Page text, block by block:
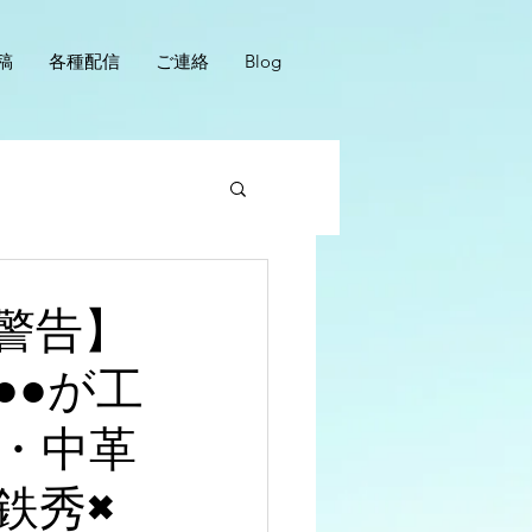
各種配信 ご連絡 Blog
】
が工
中革
秀×